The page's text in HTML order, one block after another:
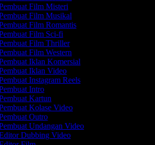
Film Misteri
Film Musikal
Film Romantis
Film Sci-fi
Film Thriller
Film Western
Iklan Komersial
Iklan Video
Instagram Reels
Intro
Kartun
Kolase Video
Outro
Undangan Video
Dubbing Video